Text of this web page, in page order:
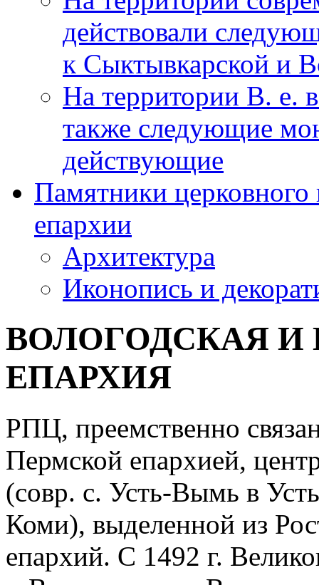
действовали
к Сыктывкарской и
На территории В. е.
также следующие
действующие
Памятники церковного
епархии
Архитектура
Иконопись и
ВОЛОГОДСКАЯ
ЕПАРХИЯ
РПЦ, преемственно
Пермской епархией,
(совр. с. Усть-Вымь в
Коми), выделенной из
епархий. С 1492 г.